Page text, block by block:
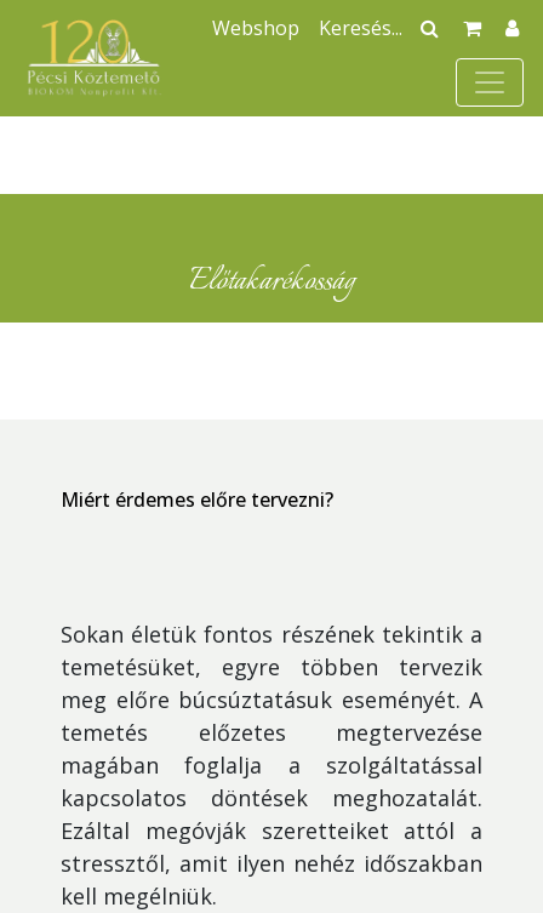
Webshop
Előtakarékosság
Miért érdemes előre tervezni?
Sokan életük fontos részének tekintik a
temetésüket, egyre többen tervezik
meg előre búcsúztatásuk eseményét. A
temetés előzetes megtervezése
magában foglalja a szolgáltatással
kapcsolatos döntések meghozatalát.
Ezáltal megóvják szeretteiket attól a
stressztől, amit ilyen nehéz időszakban
kell megélniük.